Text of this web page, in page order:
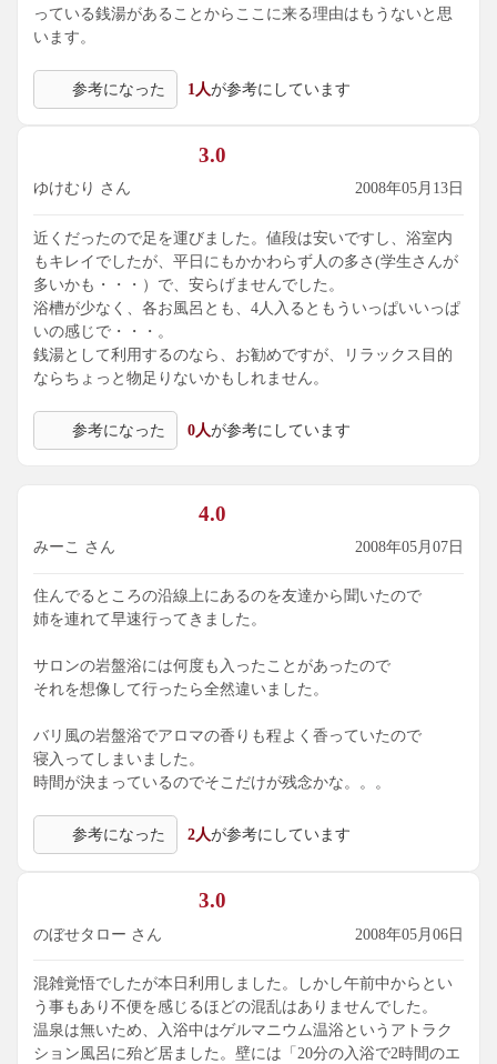
っている銭湯があることからここに来る理由はもうないと思
います。
参考になった 1人が参考にしています
3.0
ゆけむり さん 2008年05月13日
近くだったので足を運びました。値段は安いですし、浴室内
もキレイでしたが、平日にもかかわらず人の多さ(学生さんが
多いかも・・・）で、安らげませんでした。
浴槽が少なく、各お風呂とも、4人入るともういっぱいいっぱ
いの感じで・・・。
銭湯として利用するのなら、お勧めですが、リラックス目的
ならちょっと物足りないかもしれません。
参考になった 0人が参考にしています
4.0
みーこ さん 2008年05月07日
住んでるところの沿線上にあるのを友達から聞いたので
姉を連れて早速行ってきました。
サロンの岩盤浴には何度も入ったことがあったので
それを想像して行ったら全然違いました。
バリ風の岩盤浴でアロマの香りも程よく香っていたので
寝入ってしまいました。
時間が決まっているのでそこだけが残念かな。。。
参考になった 2人が参考にしています
3.0
のぼせタロー さん 2008年05月06日
混雑覚悟でしたが本日利用しました。しかし午前中からとい
う事もあり不便を感じるほどの混乱はありませんでした。
温泉は無いため、入浴中はゲルマニウム温浴というアトラク
ション風呂に殆ど居ました。壁には「20分の入浴で2時間のエ